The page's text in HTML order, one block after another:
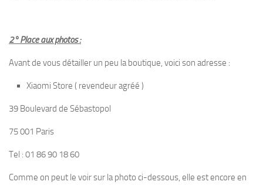
2° Place aux photos :
Avant de vous détailler un peu la boutique, voici son adresse :
Xiaomi Store ( revendeur agréé )
39 Boulevard de Sébastopol
75 001 Paris
Tel : 01 86 90 18 60
Comme on peut le voir sur la photo ci-dessous, elle est encore en